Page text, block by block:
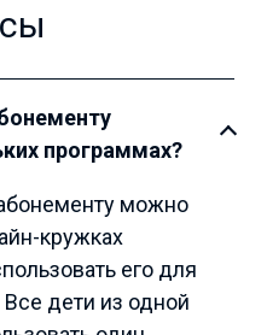
программах?
можно
кружках
его для
дети из одной